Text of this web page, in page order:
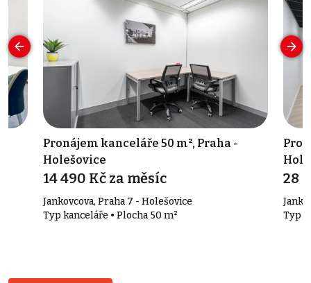
Pronájem kanceláře 50 m², Praha -
Holešovice
14 490 Kč za měsíc
Jankovcova, Praha 7 - Holešovice
Typ kanceláře • Plocha 50 m²
28
Typ